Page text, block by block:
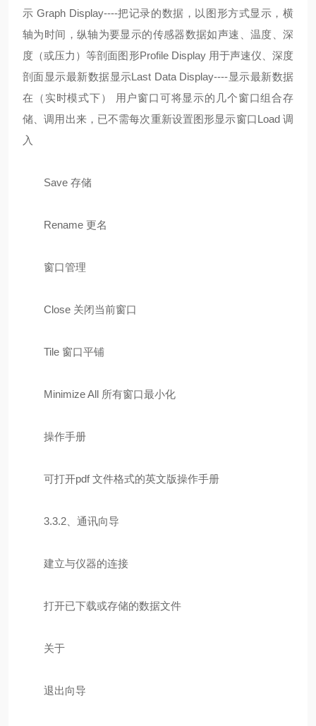
示 Graph Display----把记录的数据，以图形方式显示，横
轴为时间，纵轴为要显示的传感器数据如声速、温度、深
度（或压力）等剖面图形Profile Display 用于声速仪、深度
剖面显示最新数据显示Last Data Display----显示最新数据
在（实时模式下） 用户窗口可将显示的几个窗口组合存
储、调用出来，已不需每次重新设置图形显示窗口Load 调
入
Save 存储
Rename 更名
窗口管理
Close 关闭当前窗口
Tile 窗口平铺
Minimize All 所有窗口最小化
操作手册
可打开pdf 文件格式的英文版操作手册
3.3.2、通讯向导
建立与仪器的连接
打开已下载或存储的数据文件
关于
退出向导